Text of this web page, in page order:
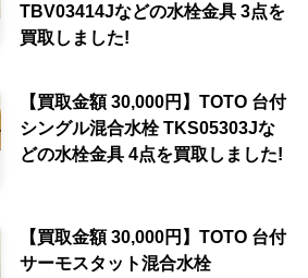
TBV03414Jなどの水栓金具 3点を
買取しました!
【買取金額 30,000円】TOTO 台付
シングル混合水栓 TKS05303Jな
どの水栓金具 4点を買取しました!
【買取金額 30,000円】TOTO 台付
サーモスタット混合水栓